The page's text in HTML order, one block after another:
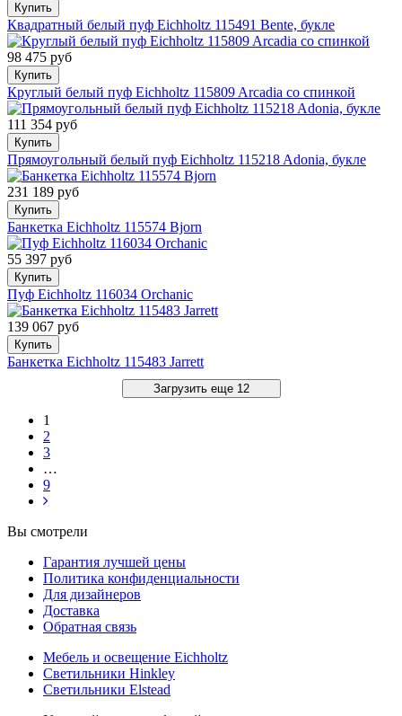
Купить
Квадратный белый пуф Eichholtz 115491 Bente, букле
98 475 руб
Купить
Круглый белый пуф Eichholtz 115809 Arcadia со спинкой
111 354 руб
Купить
Прямоугольный белый пуф Eichholtz 115218 Adonia, букле
231 189 руб
Купить
Банкетка Eichholtz 115574 Bjorn
55 397 руб
Купить
Пуф Eichholtz 116034 Orchanic
139 067 руб
Купить
Банкетка Eichholtz 115483 Jarrett
Загрузить еще 12
1
2
3
…
9
Вы смотрели
Гарантия лучшей цены
Политика конфиденциальности
Для дизайнеров
Доставка
Обратная связь
Мебель и освещение Eichholtz
Светильники Hinkley
Светильники Elstead